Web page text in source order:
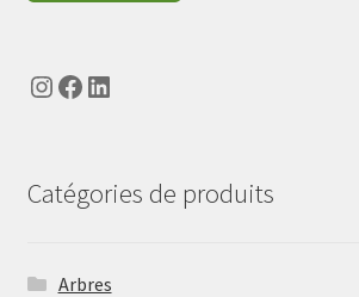
Instagram
Facebook
LinkedIn
Catégories de produits
Arbres